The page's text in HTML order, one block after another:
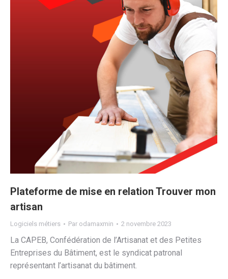
Plateforme de mise en relation Trouver mon
artisan
Logiciels métiers Par odamaxmin 2 novembre 2023
La CAPEB, Confédération de l’Artisanat et des Petites
Entreprises du Bâtiment, est le syndicat patronal
représentant l’artisanat du bâtiment.